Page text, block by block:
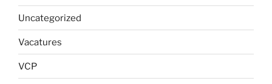
Uncategorized
Vacatures
VCP